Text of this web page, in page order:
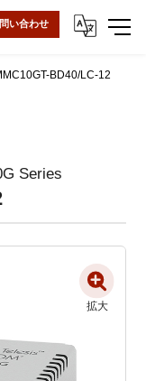
い合わせ
BD40/LC-12
Series
拡大